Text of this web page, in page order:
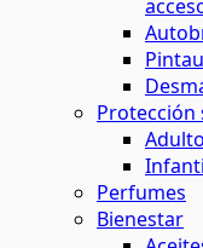
Protección
Adulto
Perfumes
Bienestar